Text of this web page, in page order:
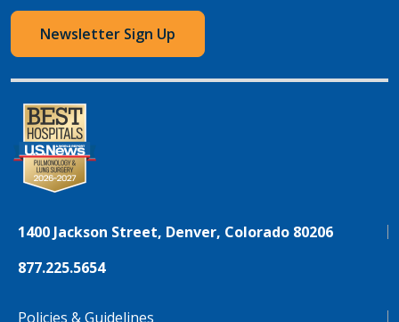
Newsletter Sign Up
1400 Jackson Street, Denver, Colorado 80206
877.225.5654
Policies & Guidelines